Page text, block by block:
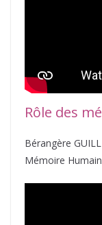
Rôle des
Bérangère
Mémoire